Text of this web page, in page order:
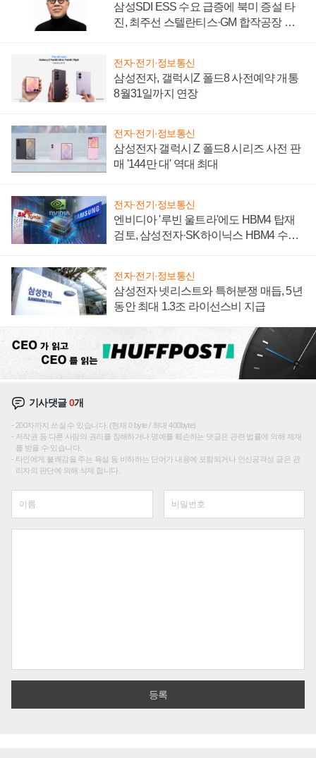
삼성SDI ESS 수요 급증에 북미 증설 타
진, 최주선 스텔란티스·GM 합작공장 건
전자·전기·정보통신
삼성전자, 갤럭시Z 폴드8 사전예약 개통
8월31일까지 연장
전자·전기·정보통신
삼성전자 갤럭시 Z 폴드8 시리즈 사전 판
매 '144만 대' 역대 최대
전자·전기·정보통신
엔비디아 '루빈 울트라'에도 HBM4 탑재
검토, 삼성전자·SK하이닉스 HBM4 수율
전자·전기·정보통신
삼성전자 넷리스트와 특허분쟁 매듭, 5년
동안 최대 1.3조 라이선스비 지급
기사댓글0개
200자까지 쓰실 수 있습니다. (현재 0 byte / 최대 400byte)
저작권 등 다른 사람의 권리를 침해하거나 명예를 훼손하는 댓글은 관련 법률에 의해 제재
를 받을 수 있습니다.
타인에게 불쾌감을 주는 욕설 등 비하하는 단어가 내용에 포함되거나 인신공격성 글은 관
리자의 판단에 의해 삭제 합니다.